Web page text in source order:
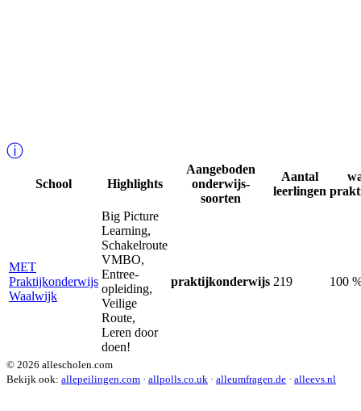
ⓘ
School Highlights
Aangeboden
onderwijs-
soorten
Aantal
leerlingen
MET
Praktijkonderwijs
Waalwijk
Big Picture
Learning,
Schakelroute
VMBO,
Entree-
opleiding,
Veilige
Route,
Leren door
doen!
praktijkonderwijs 219 100
© 2026 allescholen.com
Bekijk ook: allepeilingen.com · allpolls.co.uk · alleumfragen.de · alleevs.nl